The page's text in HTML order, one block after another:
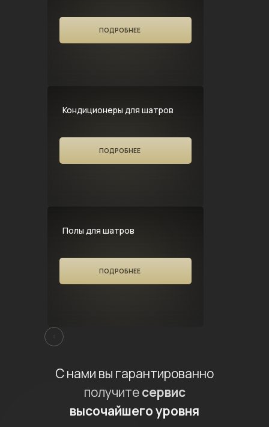
ПОДРОБНЕЕ
Кондиционеры для шатров
ПОДРОБНЕЕ
Полы для шатров
ПОДРОБНЕЕ
С нами вы гарантированно
получитесервис
высочайшего уровня